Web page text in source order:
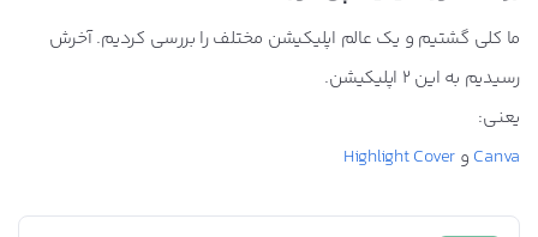
ما کلی گشتیم و یک عالم اپلیکیشن مختلف را بررسی کردیم. آخرش
رسیدیم به این 2 اپلیکیشن.
یعنی:
Canva و Highlight Cover